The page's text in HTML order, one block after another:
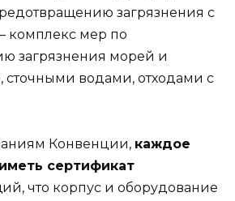
загрязнения с
комплекс мер по
загрязнения морей и
сточными водами, отходами с
Конвенции, каждое
сертификат
что корпус и оборудование